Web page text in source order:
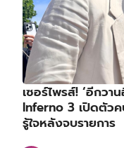
เซอร์ไพรส์! ‘อีกวา
Inferno 3 เปิดตัว
รู้ใจหลังจบรายการ